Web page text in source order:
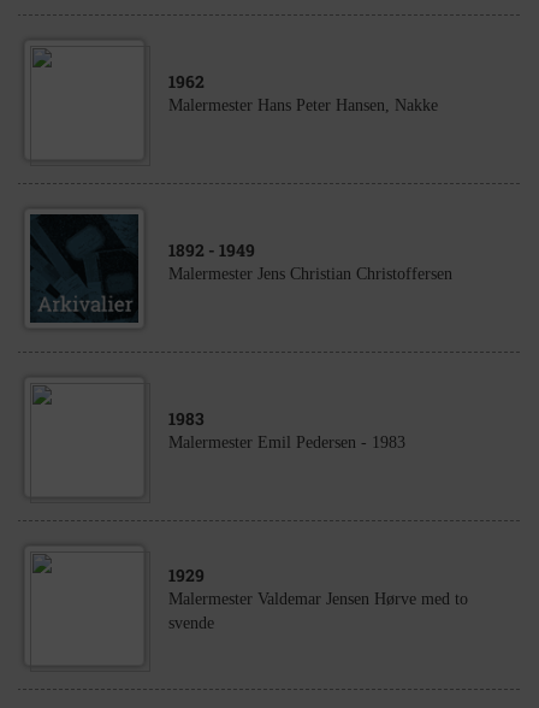
1962
Malermester Hans Peter Hansen, Nakke
1892 - 1949
Malermester Jens Christian Christoffersen
1983
Malermester Emil Pedersen - 1983
1929
Malermester Valdemar Jensen Hørve med to
svende